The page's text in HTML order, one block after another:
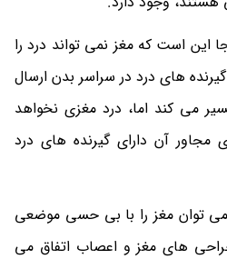
این است که مغز نمی تواند درد را
های درد در سراسر بدن ارسال
می کند اما، درد مغزی نخواهد
مجاور آن دارای گیرنده های درد
می توان مغز را با بی حسی موضعی
های مغز و اعصاب اتفاق می